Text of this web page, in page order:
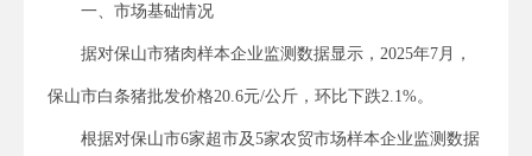
一、市场基础情况
据对保山市猪肉样本企业监测数据显示，2025年7月，
保山市白条猪批发价格20.6元/公斤，环比下跌2.1%。
根据对保山市6家超市及5家农贸市场样本企业监测数据